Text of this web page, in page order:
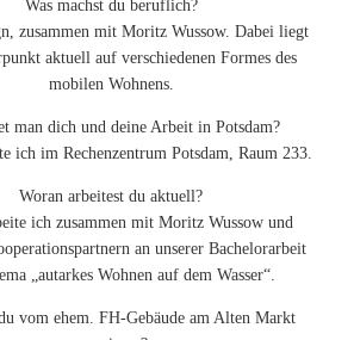
Was machst du beruflich?
zusammen mit Moritz Wussow. Dabei liegt
aktuell auf verschiedenen Formes des
mobilen Wohnens.
man dich und deine Arbeit in Potsdam?
ich im Rechenzentrum Potsdam, Raum 233.
Woran arbeitest du aktuell?
ich zusammen mit Moritz Wussow und
an unserer Bachelorarbeit
„autarkes Wohnen auf dem Wasser“.
vom ehem. FH-Gebäude am Alten Markt